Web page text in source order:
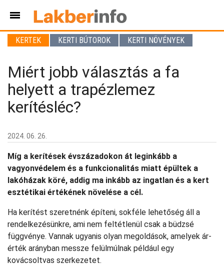
KERTEK KERTI BÚTOROK KERTI NÖVÉNYEK
Miért jobb választás a fa
helyett a trapézlemez
kerítésléc?
2024. 06. 26.
Míg a kerítések évszázadokon át leginkább a
vagyonvédelem és a funkcionalitás miatt épültek a
lakóházak köré, addig ma inkább az ingatlan és a kert
esztétikai értékének növelése a cél.
Ha kerítést szeretnénk építeni, sokféle lehetőség áll a
rendelkezésünkre, ami nem feltétlenül csak a büdzsé
függvénye. Vannak ugyanis olyan megoldások, amelyek ár-
érték arányban messze felülmúlnak például egy
kovácsoltvas szerkezetet.